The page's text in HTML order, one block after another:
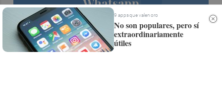
Siempre al día de las últimas noticias
¡Quiero suscribirme!
9 apps que valen oro
No son populares, pero sí
extraordinariamente
útiles